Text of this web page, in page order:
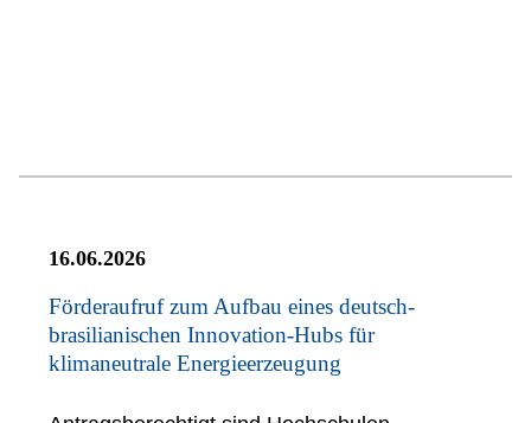
16.06.2026
Förderaufruf zum Aufbau eines deutsch-
brasilianischen Innovation-Hubs für
klimaneutrale Energieerzeugung